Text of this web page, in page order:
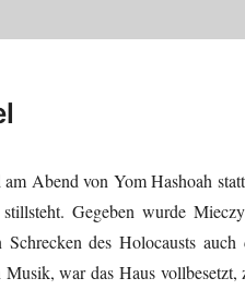
Abend von Yom Hashoah
Gegeben wurde
des Holocausts
war das Haus vollbesetzt,